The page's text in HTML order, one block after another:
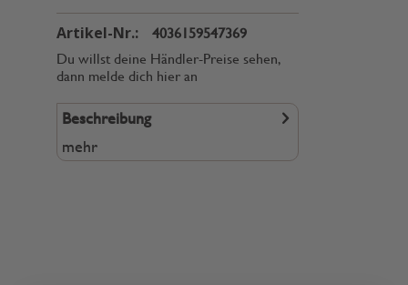
Artikel-Nr.:
4036159547369
Du willst deine Händler-Preise sehen,
dann melde dich hier an
Beschreibung
mehr